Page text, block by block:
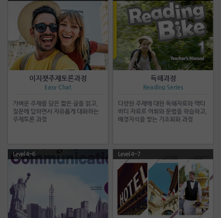
이지챗주제토론과정
Easy Chat
가벼운 주제를 담은 짧은 글을 읽고,
질문에 답하면서 자유롭게 대화하는
주제토론 과정
독해과정
Reading Series
다양한 주제에 대한 독해자료와 엑티
비티 자료로 어휘와 문법을 학습하고,
배경지식을 쌓는 기초회화 과정
Level 4~6 Level 4~7